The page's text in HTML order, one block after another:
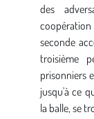
des
seconde
troisième
prisonniers
jusqu'à ce
la balle, se